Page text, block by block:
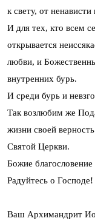
к свету, от
И для тех, кто всем
открывается
любви, и
внутренних бурь.
И среди бурь и
Так возлюбим же
жизни своей
Святой Церкви.
Божие благословение
Радуйтесь о Господе!
Ваш Архимандрит